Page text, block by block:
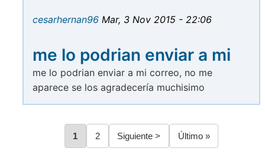
cesarhernan96 Mar, 3 Nov 2015 - 22:06
me lo podrian enviar a mi
me lo podrian enviar a mi correo, no me
aparece se los agradecería muchisimo
Paginación
Página
1 Página
2
Siguiente
página
Siguiente >
Última
página
Último »